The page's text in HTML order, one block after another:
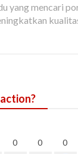
yang mencari
0 0 0